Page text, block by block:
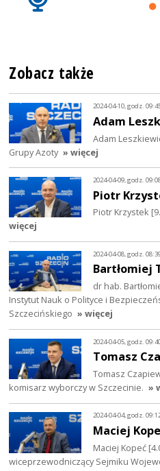
Zobacz także
2024-04-10, godz.
Adam
Adam
Grupy Azoty » więcej
2024-04-09, godz.
Piotr
Piotr Krzystek
więcej
2024-04-08, godz.
Bartłomiej
dr hab.
Instytut Nauk o Polityce i
Szczecińskiego » więcej
2024-04-05, godz.
Tomasz
Tomasz
komisarz wyborczy w Szczecinie. »
2024-04-04, godz.
Maciej
Maciej Kopeć
wiceprzewodniczący Sejmiku